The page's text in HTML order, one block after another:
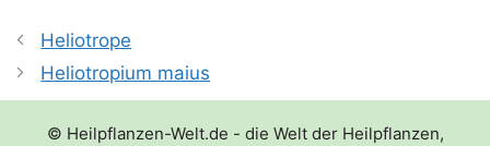
Heliotrope
Heliotropium maius
© Heilpflanzen-Welt.de - die Welt der Heilpflanzen,